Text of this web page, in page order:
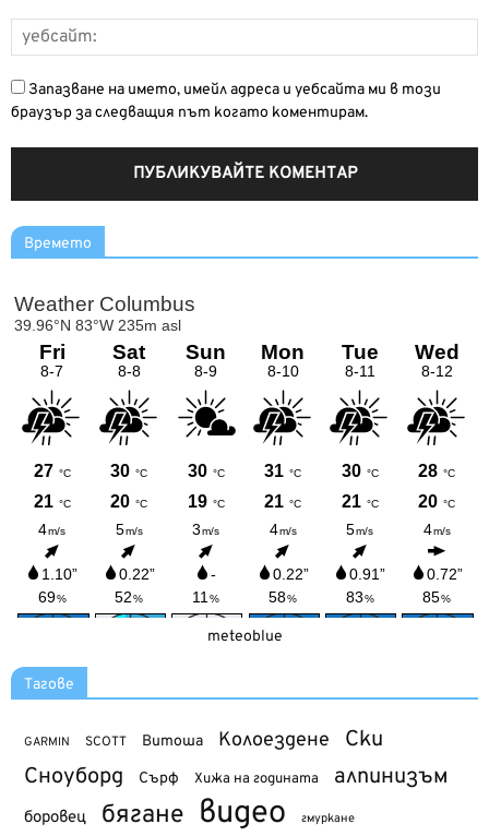
Запазване на името, имейл адреса и уебсайта ми в този
браузър за следващия път когато коментирам.
Времето
meteoblue
Тагове
GARMIN SCOTT Витоша Колоездене Ски
Сноуборд Сърф Хижа на годината алпинизъм
боровец бягане видео гмуркане